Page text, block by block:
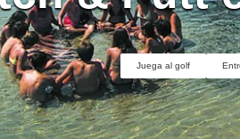
Juega al golf